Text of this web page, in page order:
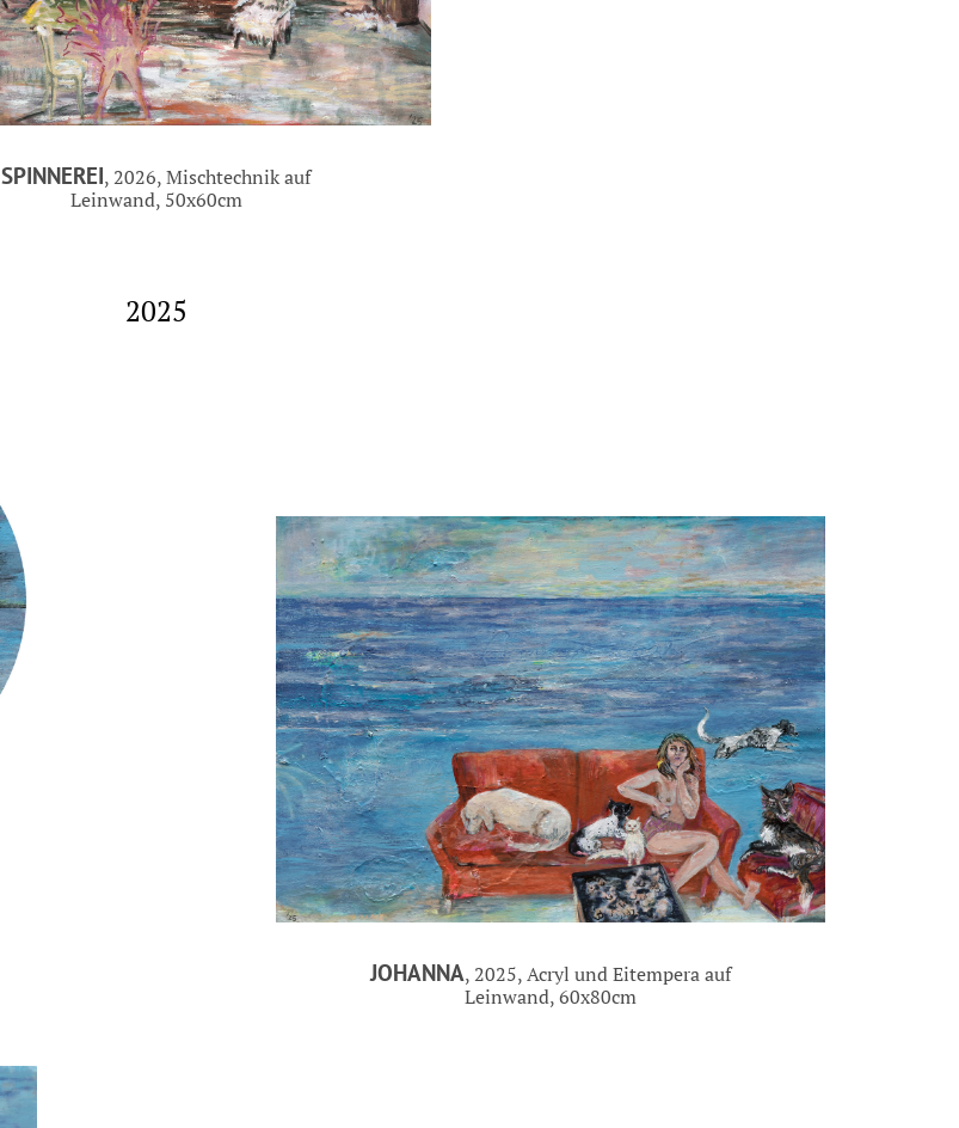
SPINNEREI, 2026, Mischtechnik auf
Leinwand, 50x60cm
2025
JOHANNA, 2025, Acryl und Eitempera auf
Leinwand, 60x80cm